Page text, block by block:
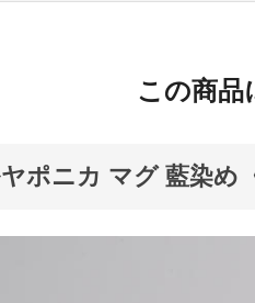
この商品
ポニカ マグ 藍染め〈